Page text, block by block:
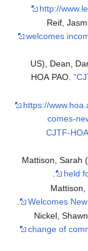
http://
Reif,
welcomes
(US), Dean,
HOA PAO.
https://
comes-
"CJTF-
Mattison, Sarah
held
.
Welcomes
Nickel,
change of